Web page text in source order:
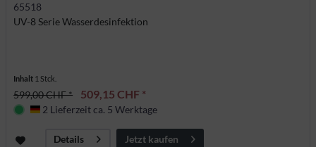
65518
UV-8 Serie Wasserdesinfektion
Inhalt 1 Stck.
599,00 CHF * 509,15 CHF *
Deutschland
2 Lieferzeit ca. 5 Werktage
Details Jetzt kaufen